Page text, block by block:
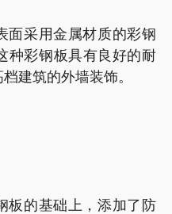
面采用金属材质的彩钢
种彩钢板具有良好的耐
建筑的外墙装饰。
板的基础上，添加了防